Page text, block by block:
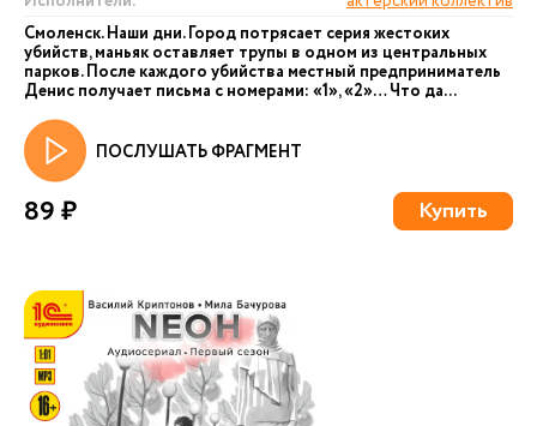
Смоленск. Наши дни. Город потрясает серия жестоких
убийств, маньяк оставляет трупы в одном из центральных
парков. После каждого убийства местный предприниматель
Денис получает письма с номерами: «1», «2»… Что да...
ПОСЛУШАТЬ ФРАГМЕНТ
89 ₽ Купить